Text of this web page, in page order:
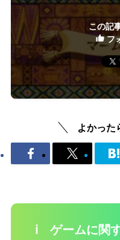
この記
フ
よかった
ℹ️ ゲームに関